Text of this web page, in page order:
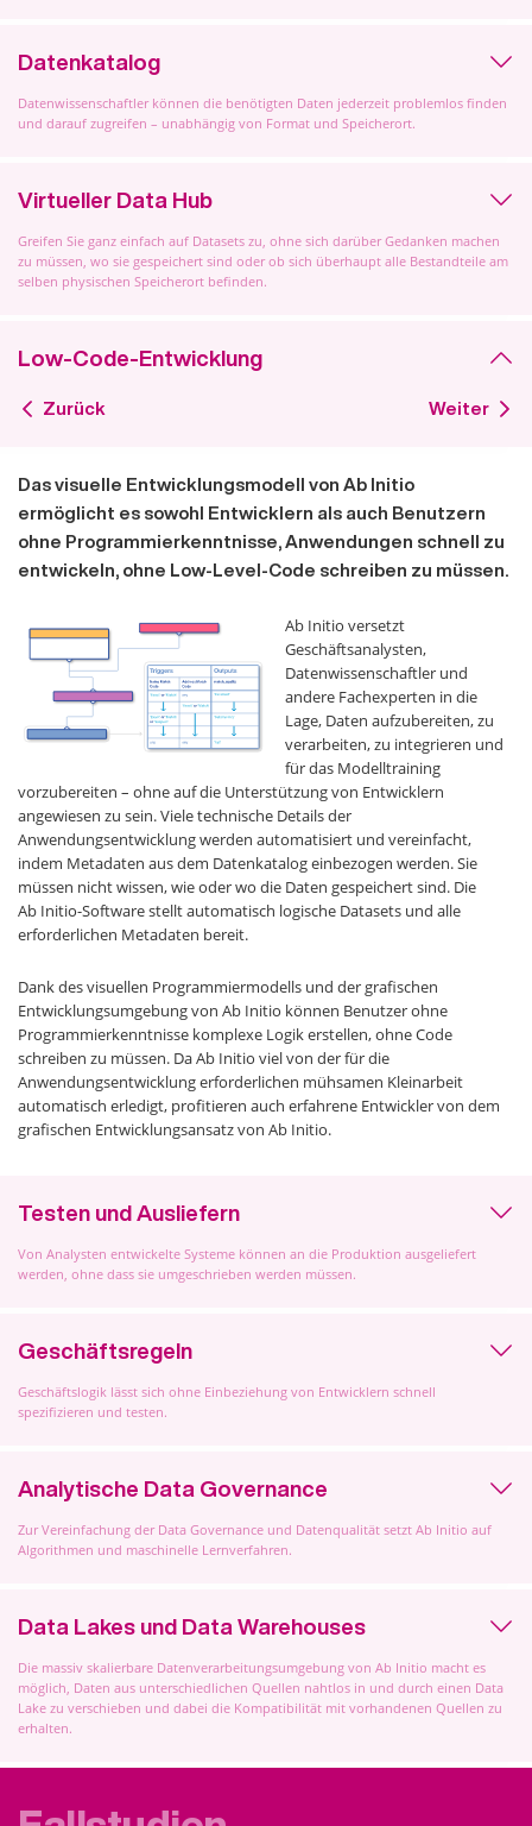
Datenkatalog
Datenwissenschaftler können die benötigten Daten jederzeit problemlos finden
und darauf zugreifen – unabhängig von Format und Speicherort.
Virtueller Data Hub
Greifen Sie ganz einfach auf Datasets zu, ohne sich darüber Gedanken machen
zu müssen, wo sie gespeichert sind oder ob sich überhaupt alle Bestandteile am
selben physischen Speicherort befinden.
Low-Code-Entwicklung
Zurück Weiter
Das visuelle Entwicklungsmodell von Ab Initio
ermöglicht es sowohl Entwicklern als auch Benutzern
ohne Programmierkenntnisse, Anwendungen schnell zu
entwickeln, ohne Low-Level-Code schreiben zu müssen.
Ab Initio versetzt
Geschäftsanalysten,
Datenwissenschaftler und
andere Fachexperten in die
Lage, Daten aufzubereiten, zu
verarbeiten, zu integrieren und
für das Modelltraining
vorzubereiten – ohne auf die Unterstützung von Entwicklern
angewiesen zu sein. Viele technische Details der
Anwendungsentwicklung werden automatisiert und vereinfacht,
indem Metadaten aus dem Datenkatalog einbezogen werden. Sie
müssen nicht wissen, wie oder wo die Daten gespeichert sind. Die
Ab Initio-Software stellt automatisch logische Datasets und alle
erforderlichen Metadaten bereit.
Dank des visuellen Programmiermodells und der grafischen
Entwicklungsumgebung von Ab Initio können Benutzer ohne
Programmierkenntnisse komplexe Logik erstellen, ohne Code
schreiben zu müssen. Da Ab Initio viel von der für die
Anwendungsentwicklung erforderlichen mühsamen Kleinarbeit
automatisch erledigt, profitieren auch erfahrene Entwickler von dem
grafischen Entwicklungsansatz von Ab Initio.
Testen und Ausliefern
Von Analysten entwickelte Systeme können an die Produktion ausgeliefert
werden, ohne dass sie umgeschrieben werden müssen.
Geschäftsregeln
Geschäftslogik lässt sich ohne Einbeziehung von Entwicklern schnell
spezifizieren und testen.
Analytische Data Governance
Zur Vereinfachung der Data Governance und Datenqualität setzt Ab Initio auf
Algorithmen und maschinelle Lernverfahren.
Data Lakes und Data Warehouses
Die massiv skalierbare Datenverarbeitungsumgebung von Ab Initio macht es
möglich, Daten aus unterschiedlichen Quellen nahtlos in und durch einen Data
Lake zu verschieben und dabei die Kompatibilität mit vorhandenen Quellen zu
erhalten.